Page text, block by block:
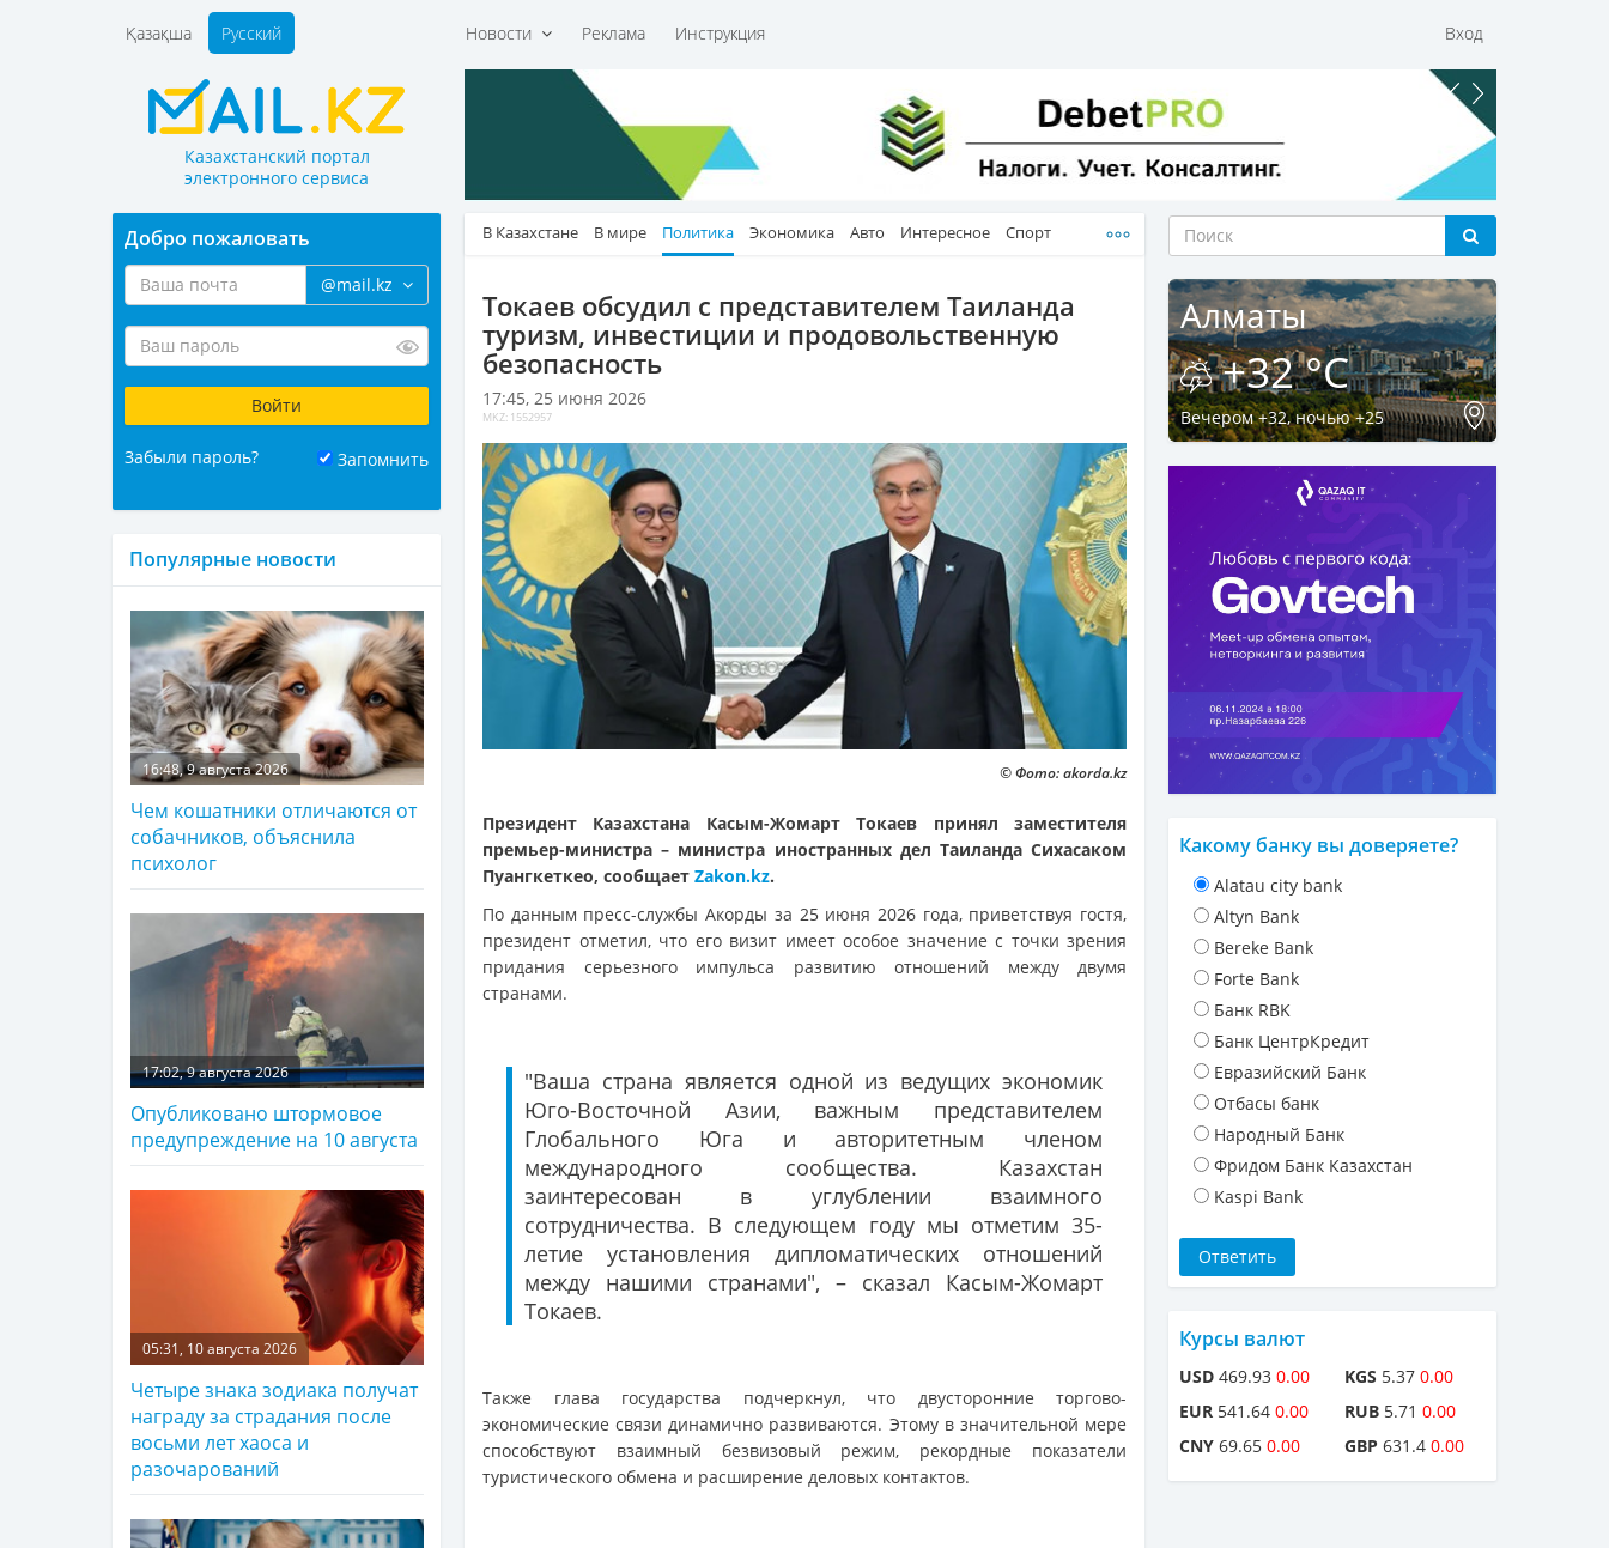
Новости Реклама Инструкция Вход
Қазақша Русский
Казахстанский портал
электронного сервиса
В Казахстане В мире Политика Экономика Авто Интересное Спорт
Токаев обсудил с представителем Таиланда
туризм, инвестиции и продовольственную
безопасность
17:45, 25 июня 2026
MKZ: 1552957
© Фото: akorda.kz
Президент Казахстана Касым-Жомарт Токаев принял заместителя
премьер-министра – министра иностранных дел Таиланда Сихасаком
Пуангкеткео, сообщает Zakon.kz.
По данным пресс-службы Акорды за 25 июня 2026 года, приветствуя гостя,
президент отметил, что его визит имеет особое значение с точки зрения
придания серьезного импульса развитию отношений между двумя
странами.
"Ваша страна является одной из ведущих экономик
Юго-Восточной Азии, важным представителем
Глобального Юга и авторитетным членом
международного сообщества. Казахстан
заинтересован в углублении взаимного
сотрудничества. В следующем году мы отметим 35-
летие установления дипломатических отношений
между нашими странами", – сказал Касым-Жомарт
Токаев.
Также глава государства подчеркнул, что двусторонние торгово-
экономические связи динамично развиваются. Этому в значительной мере
способствуют взаимный безвизовый режим, рекордные показатели
туристического обмена и расширение деловых контактов.
Добро пожаловать
@mail.kz
Забыли пароль? Запомнить
Популярные новости
16:48, 9 августа 2026
Чем кошатники отличаются от
собачников, объяснила
психолог
17:02, 9 августа 2026
Опубликовано штормовое
предупреждение на 10 августа
05:31, 10 августа 2026
Четыре знака зодиака получат
награду за страдания после
восьми лет хаоса и
разочарований
Алматы
+32 °C
Вечером +32, ночью +25
Какому банку вы доверяете?
Alatau city bank
Altyn Bank
Bereke Bank
Forte Bank
Банк RBK
Банк ЦентрКредит
Евразийский Банк
Отбасы банк
Народный Банк
Фридом Банк Казахстан
Kaspi Bank
Курсы валют
USD 469.93 0.00
EUR 541.64 0.00
CNY 69.65 0.00
KGS 5.37 0.00
RUB 5.71 0.00
GBP 631.4 0.00